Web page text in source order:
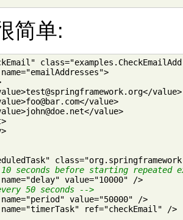
简单:
value>
value>
value>
seconds before starting repeated
value="10000" />
50 seconds -->
value="50000" />
ref="checkEmail" />